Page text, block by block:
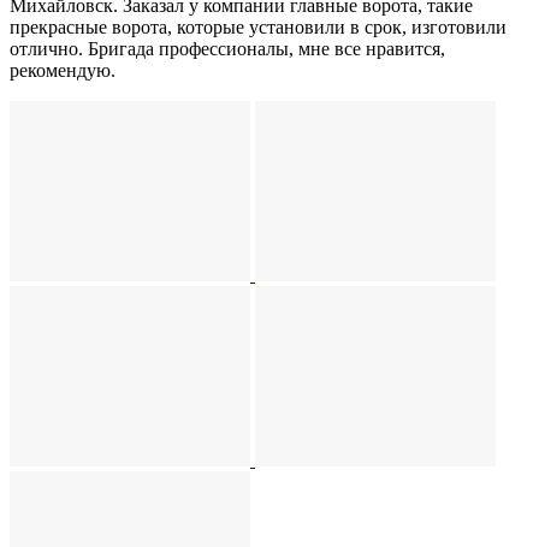
Михайловск. Заказал у компании главные ворота, такие
прекрасные ворота, которые установили в срок, изготовили
отлично. Бригада профессионалы, мне все нравится,
рекомендую.